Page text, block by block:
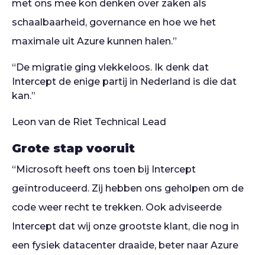
met ons mee kon denken over zaken als
schaalbaarheid, governance en hoe we het
maximale uit Azure kunnen halen.”
“De migratie ging vlekkeloos. Ik denk dat
Intercept de enige partij in Nederland is die dat
kan.”
Leon van de Riet Technical Lead
Grote stap vooruit
“Microsoft heeft ons toen bij Intercept
geïntroduceerd. Zij hebben ons geholpen om de
code weer recht te trekken. Ook adviseerde
Intercept dat wij onze grootste klant, die nog in
een fysiek datacenter draaide, beter naar Azure